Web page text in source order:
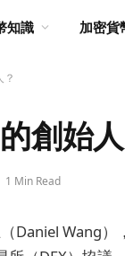
知識 加密貨
創始人
1 Min Read
Daniel Wang